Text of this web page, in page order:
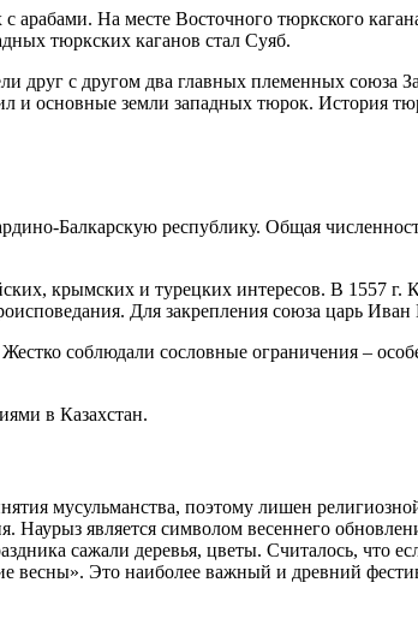
На месте Восточного тюркского
тюркских каганов стал Суяб.
друг с другом два главных племенных союза
основные земли западных тюрок. История
Балкарскую республику. Общая
крымских и турецких интересов. В 1557 г.
Для закрепления союза царь
соблюдали сословные ограничения –
в Казахстан.
мусульманства, поэтому лишен
Наурыз является символом весеннего
сажали деревья, цветы. Считалось, что
весны». Это наиболее важный и древний